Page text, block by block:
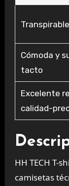
Transpirable
Cómoda y
tacto
Excelente
calidad-
HH TECH T-
camisetas